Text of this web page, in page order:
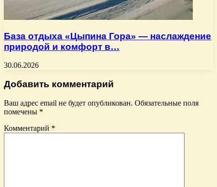
База отдыха «Цыпина Гора» — наслаждение
природой и комфорт в…
30.06.2026
Добавить комментарий
Ваш адрес email не будет опубликован. Обязательные поля
помечены *
Комментарий *